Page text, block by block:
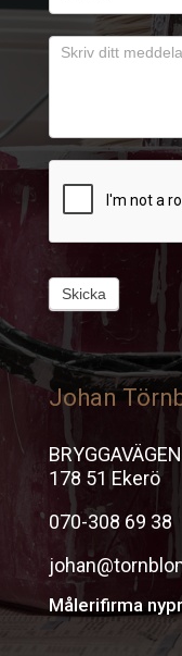
Skicka
Johan
178 51 Ekerö
070-308 69 38
Målerifirma